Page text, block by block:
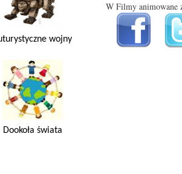
wojny
Dookoła świata
W Filmy animowane